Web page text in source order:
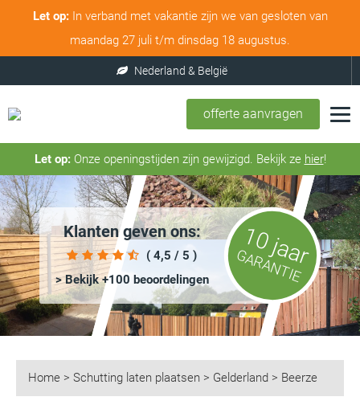
Let op:In verband met vakantie zijn we van gesloten van
maandag 27 juli t/m dinsdag 18 augustus.
offerte aanvragen
Let op:Onze openingstijden zijn gewijzigd. Bekijk ze hier!
Klanten geven ons:
( 4,5 / 5 )
> Bekijk +100 beoordelingen
10 jaar
GARANTIE
Home > Schutting laten plaatsen > Gelderland > Beerze